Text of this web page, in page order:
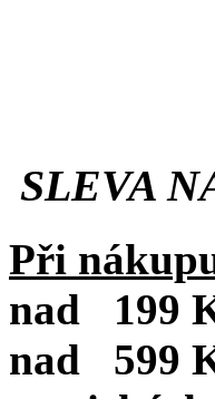
SLEVA
Při
nad 199
nad 599